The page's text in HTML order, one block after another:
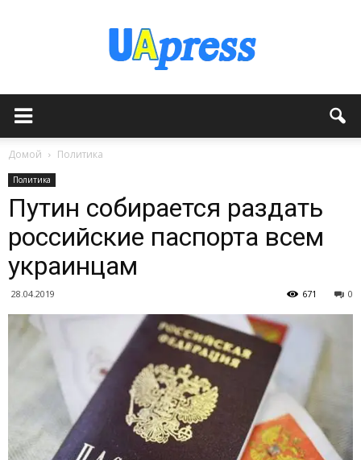
Домой Политика
Политика
Путин собирается раздать
российские паспорта всем
украинцам
28.04.2019 0
671